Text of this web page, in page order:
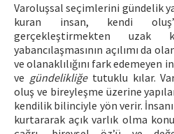
Varoluşsal seçimlerini gündelik
kuran insan, kendi
gerçekleştirmekten uzak
yabancılaşmasının açılımı da
ve olanaklılığını fark edemeyen
ve gündelikliğetutuklu kılar.
oluş ve bireyleşme üzerine
kendilik bilinciyle yön verir.
kurtararak açık varlık olma